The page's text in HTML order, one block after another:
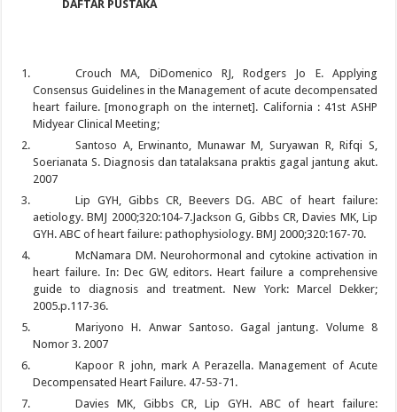
DAFTAR PUSTAKA
Crouch MA, DiDomenico RJ, Rodgers Jo E. Applying
Consensus Guidelines in the Management of acute decompensated
heart failure. [monograph on the internet]. California : 41st ASHP
Midyear Clinical Meeting;
Santoso A, Erwinanto, Munawar M, Suryawan R, Rifqi S,
Soerianata S. Diagnosis dan tatalaksana praktis gagal jantung akut.
2007
Lip GYH, Gibbs CR, Beevers DG. ABC of heart failure:
aetiology. BMJ 2000;320:104-7.Jackson G, Gibbs CR, Davies MK, Lip
GYH. ABC of heart failure: pathophysiology. BMJ 2000;320:167-70.
McNamara DM. Neurohormonal and cytokine activation in
heart failure. In: Dec GW, editors. Heart failure a comprehensive
guide to diagnosis and treatment. New York: Marcel Dekker;
2005.p.117-36.
Mariyono H. Anwar Santoso. Gagal jantung. Volume 8
Nomor 3. 2007
Kapoor R john, mark A Perazella. Management of Acute
Decompensated Heart Failure. 47-53-71.
Davies MK, Gibbs CR, Lip GYH. ABC of heart failure: